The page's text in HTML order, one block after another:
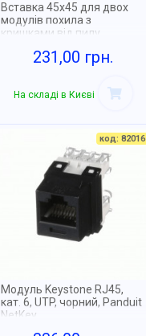
Вставка 45x45 для двох
модулів похила з
кришками від пилу
231,00 грн.
На складі в Києві
код: 82016
Модуль Keystone RJ45,
кат. 6, UTP, чорний, Panduit
NetKey